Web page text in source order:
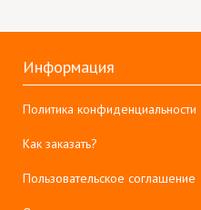
Информация
Политика конфиденциальности
Как заказать?
Пользовательское соглашение